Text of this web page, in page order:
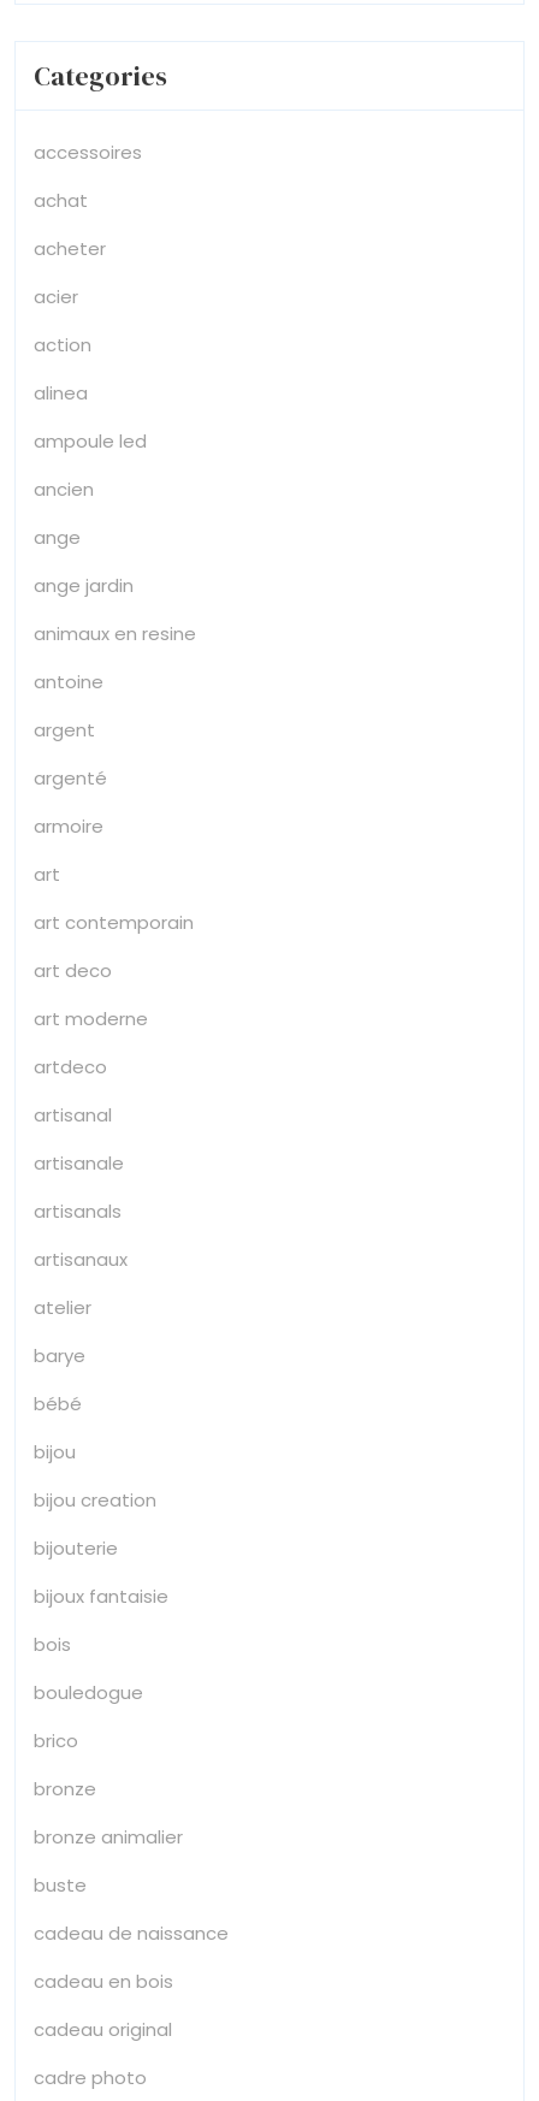
Categories
accessoires
achat
acheter
acier
action
alinea
ampoule led
ancien
ange
ange jardin
animaux en resine
antoine
argent
argenté
armoire
art
art contemporain
art deco
art moderne
artdeco
artisanal
artisanale
artisanals
artisanaux
atelier
barye
bébé
bijou
bijou creation
bijouterie
bijoux fantaisie
bois
bouledogue
brico
bronze
bronze animalier
buste
cadeau de naissance
cadeau en bois
cadeau original
cadre photo